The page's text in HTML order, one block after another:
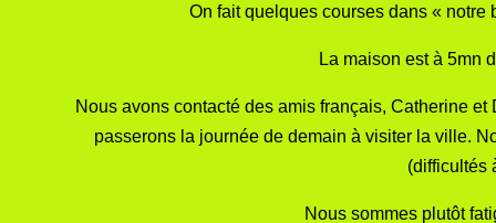
On fait quelques courses dans «
La maison est à 5mn
Nous avons contacté des amis français, Catherine
passerons la journée de demain à visiter la ville.
(difficultés
Nous sommes plutôt